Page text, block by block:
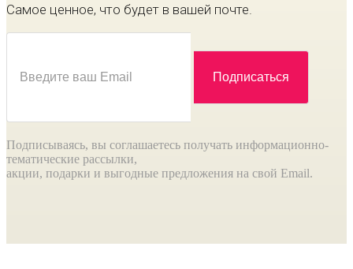
Самое ценное, что будет в вашей почте.
Подписываясь, вы соглашаетесь получать информационно-
тематические рассылки,
акции, подарки и выгодные предложения на свой Email.